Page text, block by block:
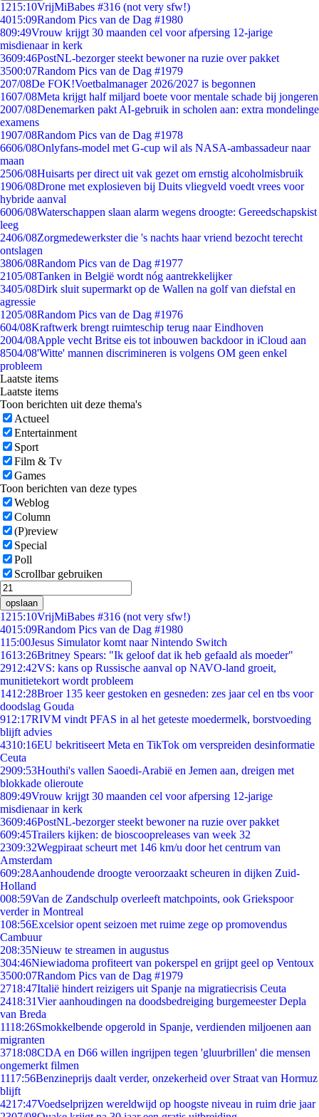
1215:10VrijMiBabes #316 (not very sfw!)
4015:09Random Pics van de Dag #1980
809:49Vrouw krijgt 30 maanden cel voor afpersing 12-jarige
misdienaar in kerk
3609:46PostNL-bezorger steekt bewoner na ruzie over pakket
3500:07Random Pics van de Dag #1979
207/08De FOK!Voetbalmanager 2026/2027 is begonnen
1607/08Meta krijgt half miljard boete voor mentale schade bij jongeren
2007/08Denemarken pakt AI-gebruik in scholen aan: extra mondelinge
examens
1907/08Random Pics van de Dag #1978
6606/08Onlyfans-model met G-cup wil als NASA-ambassadeur naar
maan
2506/08Huisarts per direct uit vak gezet om ernstig alcoholmisbruik
1906/08Drone met explosieven bij Duits vliegveld voedt vrees voor
hybride aanval
6006/08Waterschappen slaan alarm wegens droogte: Gereedschapskist
leeg
2406/08Zorgmedewerkster die 's nachts haar vriend bezocht terecht
ontslagen
3806/08Random Pics van de Dag #1977
2105/08Tanken in België wordt nóg aantrekkelijker
3405/08Dirk sluit supermarkt op de Wallen na golf van diefstal en
agressie
1205/08Random Pics van de Dag #1976
604/08Kraftwerk brengt ruimteschip terug naar Eindhoven
2004/08Apple vecht Britse eis tot inbouwen backdoor in iCloud aan
8504/08'Witte' mannen discrimineren is volgens OM geen enkel
probleem
Laatste items
Laatste items
Toon berichten uit deze thema's
Actueel
Entertainment
Sport
Film & Tv
Games
Toon berichten van deze types
Weblog
Column
(P)review
Special
Poll
Scrollbar gebruiken
opslaan
1215:10VrijMiBabes #316 (not very sfw!)
4015:09Random Pics van de Dag #1980
115:00Jesus Simulator komt naar Nintendo Switch
1613:26Britney Spears: "Ik geloof dat ik heb gefaald als moeder"
2912:42VS: kans op Russische aanval op NAVO-land groeit,
munitietekort wordt probleem
1412:28Broer 135 keer gestoken en gesneden: zes jaar cel en tbs voor
doodslag Gouda
912:17RIVM vindt PFAS in al het geteste moedermelk, borstvoeding
blijft advies
4310:16EU bekritiseert Meta en TikTok om verspreiden desinformatie
Ceuta
2909:53Houthi's vallen Saoedi-Arabië en Jemen aan, dreigen met
blokkade olieroute
809:49Vrouw krijgt 30 maanden cel voor afpersing 12-jarige
misdienaar in kerk
3609:46PostNL-bezorger steekt bewoner na ruzie over pakket
609:45Trailers kijken: de bioscoopreleases van week 32
2309:32Wegpiraat scheurt met 146 km/u door het centrum van
Amsterdam
609:28Aanhoudende droogte veroorzaakt scheuren in dijken Zuid-
Holland
008:59Van de Zandschulp overleeft matchpoints, ook Griekspoor
verder in Montreal
108:56Excelsior opent seizoen met ruime zege op promovendus
Cambuur
208:35Nieuw te streamen in augustus
304:46Niewiadoma profiteert van pokerspel en grijpt geel op Ventoux
3500:07Random Pics van de Dag #1979
2718:47Italië hindert reizigers uit Spanje na migratiecrisis Ceuta
2418:31Vier aanhoudingen na doodsbedreiging burgemeester Depla
van Breda
1118:26Smokkelbende opgerold in Spanje, verdienden miljoenen aan
migranten
3718:08CDA en D66 willen ingrijpen tegen 'gluurbrillen' die mensen
ongemerkt filmen
1117:56Benzineprijs daalt verder, onzekerheid over Straat van Hormuz
blijft
4217:47Voedselprijzen wereldwijd op hoogste niveau in ruim drie jaar